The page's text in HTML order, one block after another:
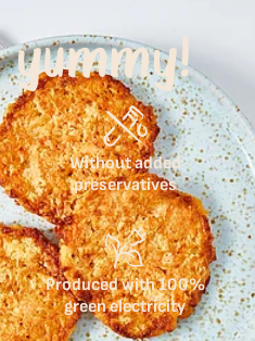
yummy!
Without added
preservatives
Produced with 100%
green electricity